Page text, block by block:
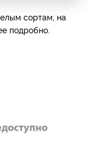
сортам, на
подробно.